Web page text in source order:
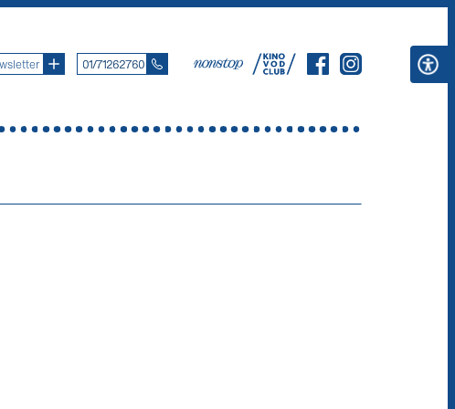
01/71262760